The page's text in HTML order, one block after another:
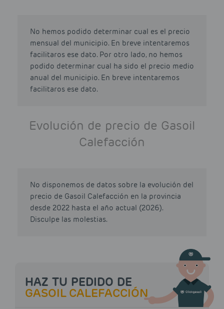
No hemos podido determinar cual es el precio
mensual del municipio. En breve intentaremos
facilitaros ese dato. Por otro lado, no hemos
podido determinar cual ha sido el precio medio
anual del municipio. En breve intentaremos
facilitaros ese dato.
Evolución de precio de Gasoil
Calefacción
No disponemos de datos sobre la evolución del
precio de Gasoil Calefacción en la provincia
desde 2022 hasta el año actual (2026).
Disculpe las molestias.
HAZ TU PEDIDO DE
GASOIL CALEFACCIÓN